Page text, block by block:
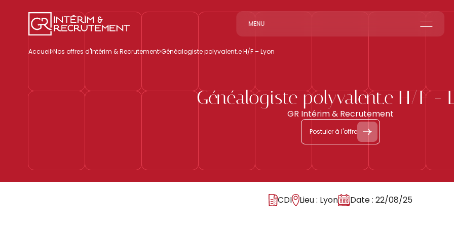
MENU
Le groupe GR
Intérim & Recrutement
Accueil Nos offres d'Intérim & Recrutement Généalogiste polyvalent.e H/F – Lyon
Généalogiste polyvalent.e H/F -
GR Intérim & Recrutement
Postuler à l'offre
CDI Lieu : Lyon Date : 22/08/25